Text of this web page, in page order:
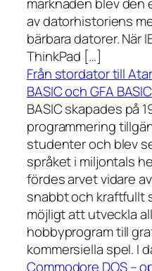
marknaden blev den
av datorhistoriens
bärbara datorer. När
ThinkPad […]
Från stordator till
BASIC och GFA BASIC
BASIC skapades på
programmering
studenter och blev
språket i miljontals
fördes arvet vidare
snabbt och kraftfullt
möjligt att utveckla
hobbyprogram till
kommersiella spel. I
Commodore DOS –